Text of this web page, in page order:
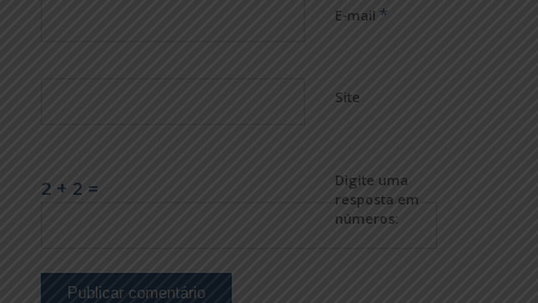
E-mail *
Site
Digite uma
resposta em
números:
2 + 2 =